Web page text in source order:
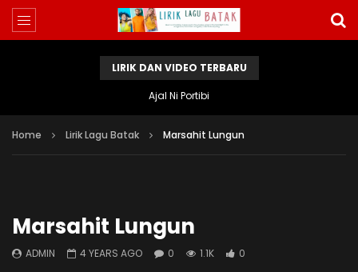
LIRIK DAN VIDEO TERBARU
Ajal Ni Portibi
Home Lirik Lagu Batak Marsahit Lungun
Marsahit Lungun
ADMIN 4 YEARS AGO 0 1.1K 0